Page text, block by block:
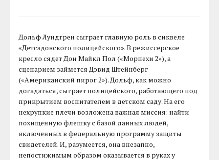
Дольф Лундгрен сыграет главную роль в сиквеле
«Детсадовского полицейского». В режиссерское
кресло сядет Дон Майкл Пол («Морпехи 2»), а
сценарием займется Дэвид Штейнберг
(«Американский пирог 2»). Дольф, как можно
догадаться, сыграет полицейского, работающего под
прикрытием воспитателем в детском саду. На его
нехрупкие плечи возложена важная миссия: найти
похищенную флешку с базой данных людей,
включенных в федеральную программу защиты
свидетелей. И, разумеется, она внезапно,
непостижимым образом оказывается в руках у